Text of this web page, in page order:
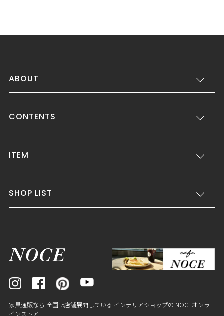
ABOUT
CONTENTS
ITEM
SHOP LIST
家具通販なら 全国15店舗展開している インテリアショップの NOCEオンラ
インストア